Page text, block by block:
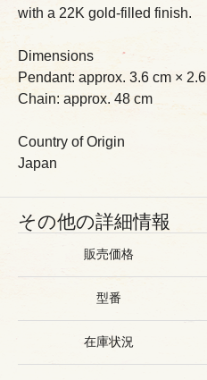
with a 22K gold-filled finish.
Dimensions
Pendant: approx. 3.6 cm ×
Chain: approx. 48 cm
Country of Origin
Japan
その他の詳細情報
販売価格
型番
在庫状況